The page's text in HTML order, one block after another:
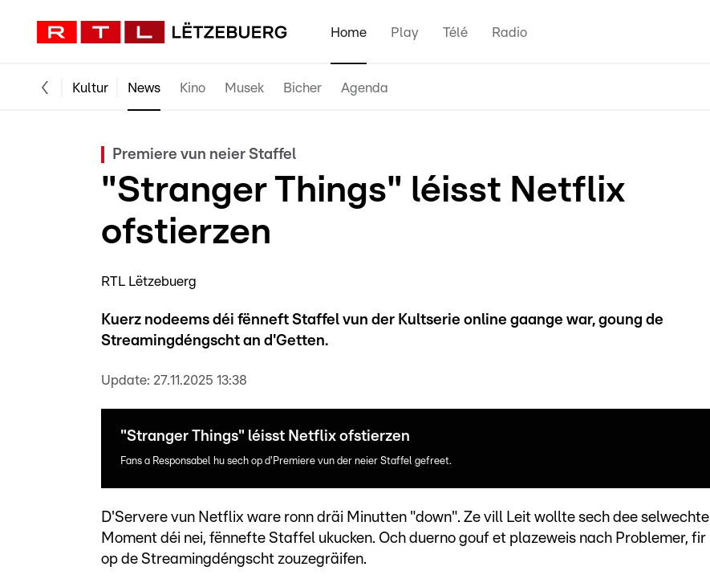
Home Play Télé Radio
Kultur News Kino Musek Bicher Agenda
Premiere vun neier Staffel
"Stranger Things" léisst Netflix
ofstierzen
RTL Lëtzebuerg
Kuerz nodeems déi fënneft Staffel vun der Kultserie online gaange war, goung de
Streamingdéngscht an d'Getten.
Update: 27.11.2025 13:38
"Stranger Things" léisst Netflix ofstierzen
Fans a Responsabel hu sech op d'Premiere vun der neier Staffel gefreet.
D'Servere vun Netflix ware ronn dräi Minutten "down". Ze vill Leit wollte sech dee selwechte
Moment déi nei, fënnefte Staffel ukucken. Och duerno gouf et plazeweis nach Problemer, fir
op de Streamingdéngscht zouzegräifen.